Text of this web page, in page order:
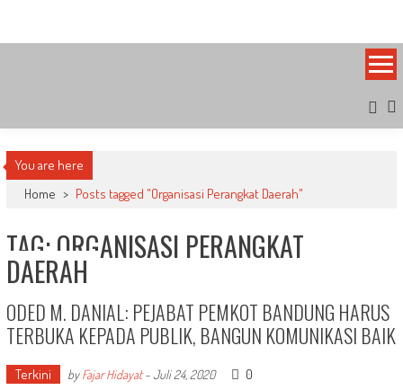
content
You are here
Home > Posts tagged "Organisasi Perangkat Daerah"
TAG: ORGANISASI PERANGKAT
DAERAH
ODED M. DANIAL: PEJABAT PEMKOT BANDUNG HARUS
TERBUKA KEPADA PUBLIK, BANGUN KOMUNIKASI BAIK
Terkini byFajar Hidayat-Juli 24, 2020 0